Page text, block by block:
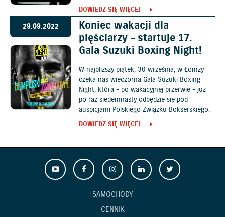
DOWIEDZ SIĘ WIĘCEJ
29.09.2022
Koniec wakacji dla
pięściarzy – startuje 17.
Gala Suzuki Boxing Night!
W najbliższy piątek, 30 września, w Łomży
czeka nas wieczorna Gala Suzuki Boxing
Night, która - po wakacyjnej przerwie - już
po raz siedemnasty odbędzie się pod
auspicjami Polskiego Związku Bokserskiego.
DOWIEDZ SIĘ WIĘCEJ
SAMOCHODY
CENNIK